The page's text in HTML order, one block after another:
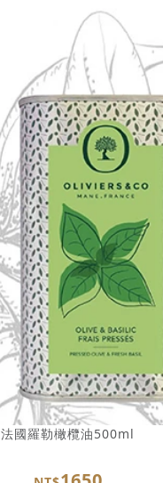
法國羅勒橄欖油500ml